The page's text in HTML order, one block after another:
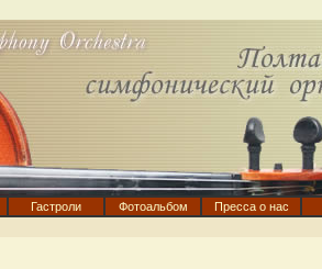
Гастроли Фотоальбом Пресса о нас